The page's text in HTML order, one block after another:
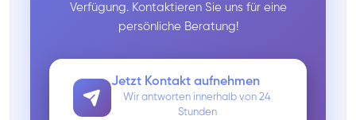
Verfügung. Kontaktieren Sie uns für eine
persönliche Beratung!
Jetzt Kontakt aufnehmen
Wir antworten innerhalb von 24
Stunden